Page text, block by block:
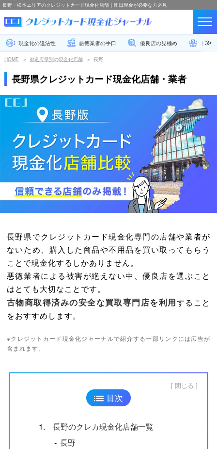
長野・松本エリアのクレジットカード現金化店舗｜即日現金が必要な方必見
現金化の違法性 悪徳業者の手口 優良店の見極め トラ
HOME 都道府県別の現金化店舗 長野
長野県クレジットカード現金化店舗・業者
長野県でクレジットカード現金化専門の店舗や業者が
ないため、購入した商品や不用品を買い取ってもらう
ことで現金化するしかありません。
悪徳業者による被害が絶えない中、優良店を選ぶこと
はとても大切なことです。
古物商取得済みの安全な買取専門店を利用すること
をおすすめします。
※クレジットカード現金化ジャーナルで紹介する一部リンクには広告が
含まれます。
目次
1.
長野のクレカ現金化店舗一覧
‐ 長野
閉じる